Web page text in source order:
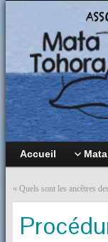
Accueil
« Quels sont les ancêtres